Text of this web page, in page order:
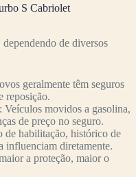
S Cabriolet
de diversos
geralmente têm seguros
reposição.
: Veículos movidos a gasolina,
de preço no seguro.
de habilitação, histórico de
influenciam diretamente.
a proteção, maior o